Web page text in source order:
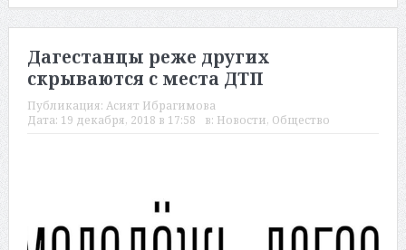
Дагестанцы реже других
скрываются с места ДТП
Публикация: Асият Ибрагимова
Дата: 19 декабря, 2018 в 17:58 в: Новости, Общество